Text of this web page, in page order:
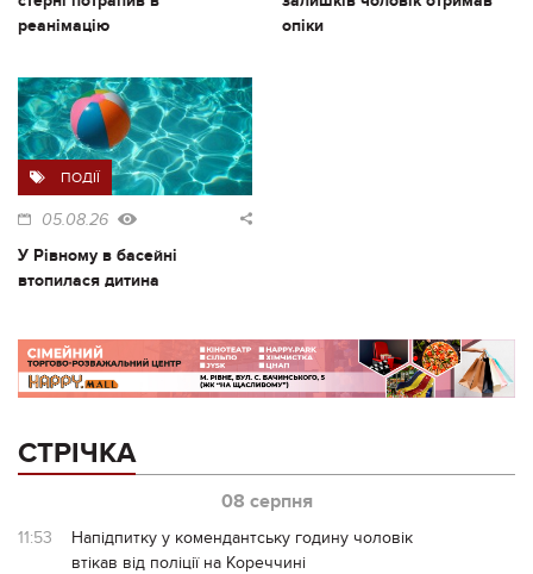
реанімацію
опіки
ПОДІЇ
05.08.26
У Рівному в басейні
втопилася дитина
СТРІЧКА
08 серпня
11:53
Напідпитку у комендантську годину чоловік
втікав від поліції на Кореччині